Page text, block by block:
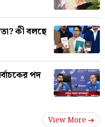
কী বলছে
পদ
View More